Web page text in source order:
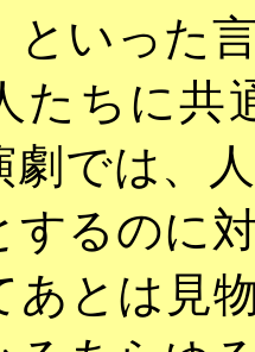
といった
たちに共
劇では、
するのに
あとは見